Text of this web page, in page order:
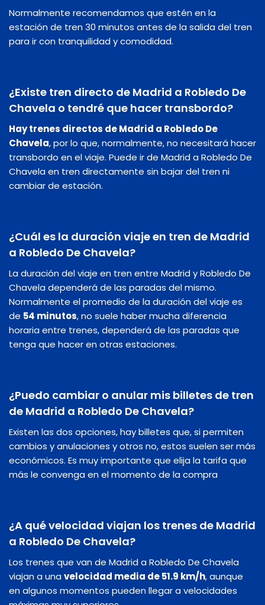
Normalmente recomendamos que estén en la
estación de tren 30 minutos antes de la salida del tren
para ir con tranquilidad y comodidad.
¿Existe tren directo de Madrid a Robledo De
Chavela o tendré que hacer transbordo?
Hay trenes directos de Madrid a Robledo De
Chavela, por lo que, normalmente, no necesitará hacer
transbordo en el viaje. Puede ir de Madrid a Robledo De
Chavela en tren directamente sin bajar del tren ni
cambiar de estación.
¿Cuál es la duración viaje en tren de Madrid
a Robledo De Chavela?
La duración del viaje en tren entre Madrid y Robledo De
Chavela dependerá de las paradas del mismo.
Normalmente el promedio de la duración del viaje es
de 54 minutos, no suele haber mucha diferencia
horaria entre trenes, dependerá de las paradas que
tenga que hacer en otras estaciones.
¿Puedo cambiar o anular mis billetes de tren
de Madrid a Robledo De Chavela?
Existen las dos opciones, hay billetes que, si permiten
cambios y anulaciones y otros no, estos suelen ser más
económicos. Es muy importante que elija la tarifa que
más le convenga en el momento de la compra
¿A qué velocidad viajan los trenes de Madrid
a Robledo De Chavela?
Los trenes que van de Madrid a Robledo De Chavela
viajan a unavelocidad media de 51.9 km/h, aunque
en algunos momentos pueden llegar a velocidades